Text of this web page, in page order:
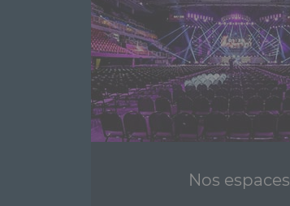
Nos espaces